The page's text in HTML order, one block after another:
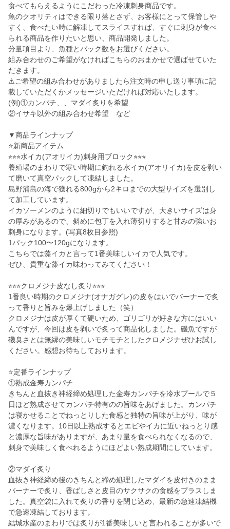
食べてもらえるようにこだわった冷凍刺身商品です。
魚のクオリティはできる限り落とさず、お客様にとって保管しや
すく、食べたい時に解凍してスライスすれば、すぐに刺身が食べ
られる商品を作りたいと思い、商品開発しました。
分量項目より、魚種とパック数をお選びください。
組み合わせのご希望がなければこちらのおまかせで選ばせていた
だきます。
⚠️ご希望の組み合わせがありましたら注文時の申し送り事項に記
載していただくかメッセージいただければ対応いたします。
(例)①カンパチ、、マダイ炙りを希望
②イサキ以外の組み合わせ希望 など
▼商品ラインナップ
⭐️新商品アイテム
⭐︎⭐︎⭐︎水イカ(アオリイカ)刺身用ブロック⭐︎⭐︎⭐︎
養殖場のまわりで寒い時期に釣れる水イカ(アオリイカ)を皮を剥い
て磨いて真空パックして凍結しました。
島野浦島の海で獲れる800gから2キロまでの大型サイズを選別し
て加工しています。
イカソーメンのように細切りでもいいですが、大きいサイズは身
の厚みがあるので、斜めに包丁を入れ薄切りすると甘みの強いお
刺身になります。(写真8枚目参照)
1パック100〜120gになります。
こちらでは藻イカと言って1番美味しいイカで人気です。
ぜひ、貴重な藻イカ味わってみてください！
⭐︎⭐︎⭐︎クロメジナ皮なし炙り⭐︎⭐︎⭐︎
1番良い時期のクロメジナ(オナガグレ)の皮をはいでバーナーで炙
って香りと旨みを爆上げしました（笑）
クロメジナは皮が厚くて硬いため、ゴリゴリが好きな方にはいい
んですが、今回は皮を剥いで炙って商品化しました。磯魚ですが
磯臭さとは無縁の美味しいモチモチとしたクロメジナぜひお試し
ください。感想お待ちしております。
⭐️定番ラインナップ
①熟成金寿カンパチ
きちんと血抜き神経締め処理した金寿カンパチを冷水プールで５
日ほど熟成させてカンパチ特有のの旨味をあげました。カンパチ
は寝かせることでねっとりした食感と独特の旨味が上がり、味が
濃くなります。10日以上熟成するとエビやイカに近いねっとり感
と濃厚な旨味がありますが、あまり量を食べられなくなるので、
刺身で美味しく食べれるようにほどよい熟成期間にしています。
②マダイ炙り
血抜き神経締め後のきちんと締め処理したマダイを皮付きのまま
バーナーで炙り、香ばしさと皮目のサクサクの食感をプラスしま
した。真空袋に入れて炙りの香りを閉じ込め、最新の急速凍結機
で急速凍結しております。
結城水産のまわりでは炙りが1番美味しいと言われることが多いで